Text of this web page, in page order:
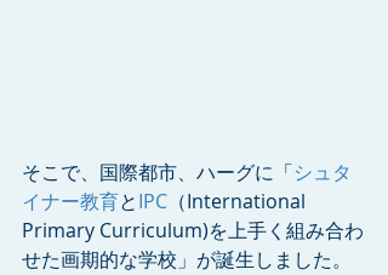
そこで、国際都市、ハーグに「シュタ
イナー教育とIPC （International
Primary Curriculum)を上手く組み合わ
せた画期的な学校」が誕生しました。